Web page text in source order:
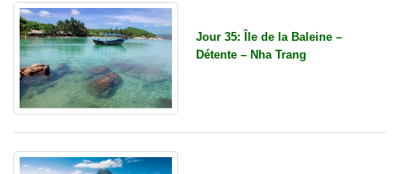
Jour 35: Île de la Baleine –
Détente – Nha Trang